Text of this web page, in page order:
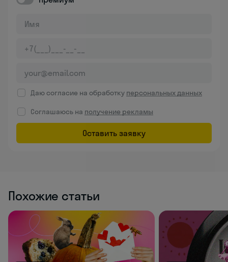
Даю согласие на обработку персональных данных
Соглашаюсь на получение рекламы
Оставить заявку
Похожие статьи